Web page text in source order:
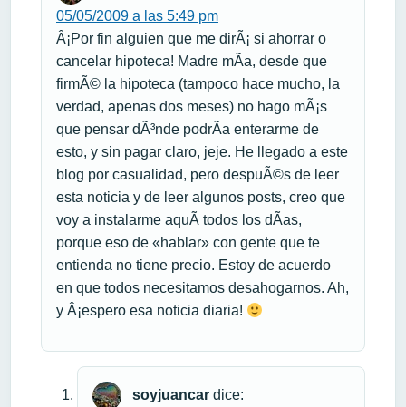
05/05/2009 a las 5:49 pm
Â¡Por fin alguien que me dirÃ¡ si ahorrar o
cancelar hipoteca! Madre mÃ­a, desde que
firmÃ© la hipoteca (tampoco hace mucho, la
verdad, apenas dos meses) no hago mÃ¡s
que pensar dÃ³nde podrÃ­a enterarme de
esto, y sin pagar claro, jeje. He llegado a este
blog por casualidad, pero despuÃ©s de leer
esta noticia y de leer algunos posts, creo que
voy a instalarme aquÃ­ todos los dÃ­as,
porque eso de «hablar» con gente que te
entienda no tiene precio. Estoy de acuerdo
en que todos necesitamos desahogarnos. Ah,
y Â¡espero esa noticia diaria!
soyjuancar dice: